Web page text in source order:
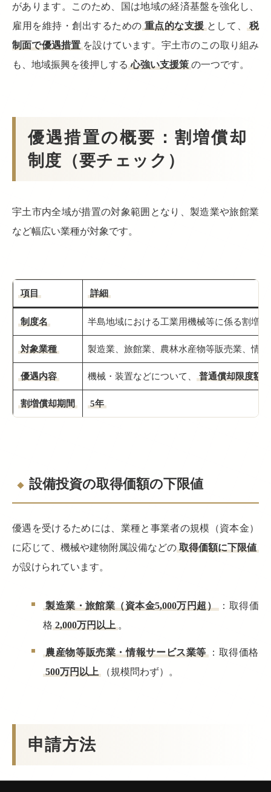
があります。このため、国は地域の経済基盤を強化し、
雇用を維持・創出するための 重点的な支援 として、 税
制面で優遇措置 を設けています。宇土市のこの取り組み
も、地域振興を後押しする 心強い支援策 の一つです。
優遇措置の概要：割増償却
制度（要チェック）
宇土市内全域が措置の対象範囲となり、製造業や旅館業
など幅広い業種が対象です。
項目 詳細
制度名 半島地域における工業用機械等に係る割増
対象業種 製造業、旅館業、農林水産物等販売業、情
優遇内容 機械・装置などについて、 普通償却限度額
割増償却期間 5年
設備投資の取得価額の下限値
優遇を受けるためには、業種と事業者の規模（資本金）
に応じて、機械や建物附属設備などの 取得価額に下限値
が設けられています。
製造業・旅館業（資本金5,000万円超）
：取得価
格 2,000万円以上 。
農産物等販売業・情報サービス業等 ：取得価格
500万円以上
（規模問わず）。
申請方法